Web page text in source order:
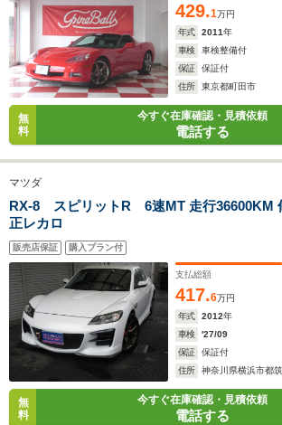
WLTCモード
排気量
駆動方式
ホイールベース
-
MR
ホイ
-
4WD
429.1万円
年式
2011年
車検
車検整備付
保証
保証付
住所
東京都町田市
無
料
今すぐ在庫確認・見積依頼
電話する
マツダ
RX-8 スピリットR 6速MT 走行36600KM
正レカロ
販売店保証 購入プラン付
支払総額
417.6万円
年式
2012年
車検
'27/09
保証
保証付
住所
神奈川県横浜市都
無
料
今すぐ在庫確認・見積依頼
電話する